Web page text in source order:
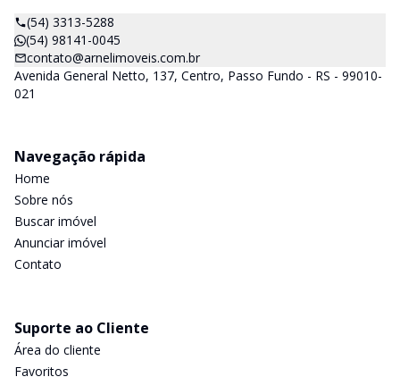
(54) 3313-5288
(54) 98141-0045
contato@arnelimoveis.com.br
Avenida General Netto, 137, Centro, Passo Fundo - RS - 99010-
021
Navegação rápida
Home
Sobre nós
Buscar imóvel
Anunciar imóvel
Contato
Suporte ao Cliente
Área do cliente
Favoritos